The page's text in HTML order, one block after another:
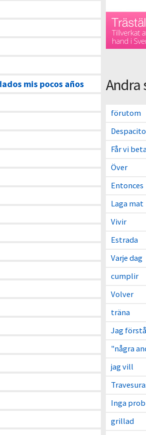
Andra
förutom
Despacito
Får vi
Över
Entonces
Laga mat
Vivir
Estrada
Varje dag
cumplir
Volver
träna
Jag
"några
jag vill
Inga
grillad
mis pocos años